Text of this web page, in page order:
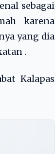
sebagai
karena
yang dia
.
Kalapas